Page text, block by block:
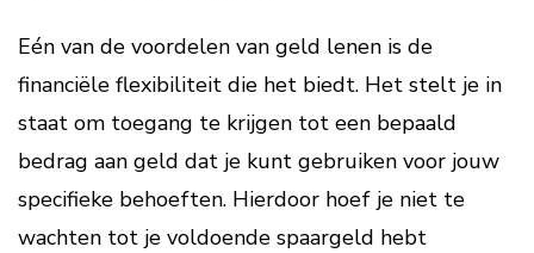
Eén van de voordelen van geld lenen is de
financiële flexibiliteit die het biedt. Het stelt je in
staat om toegang te krijgen tot een bepaald
bedrag aan geld dat je kunt gebruiken voor jouw
specifieke behoeften. Hierdoor hoef je niet te
wachten tot je voldoende spaargeld hebt